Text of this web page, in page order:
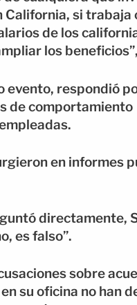
California, si trabaja
de los
los
evento, respondió
de comportamiento
en informes
directamente,
es falso”.
sobre
su oficina no han